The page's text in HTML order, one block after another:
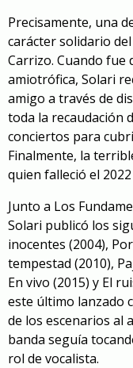
Precisamente, una
carácter solidario
Carrizo. Cuando fue
amiotrófica, Solari
amigo a través de
toda la recaudación
conciertos para
Finalmente, la
quien falleció el
Junto a Los
Solari publicó los
inocentes (2004),
tempestad (2010),
En vivo (2015) y El
este último lanzado
de los escenarios al
banda seguía
rol de vocalista.